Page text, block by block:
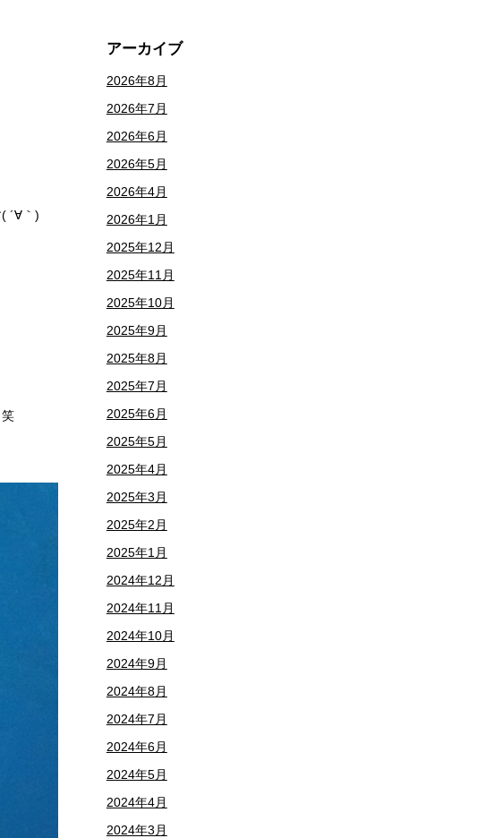
´∀｀)
アーカイブ
2026年8月
2026年7月
2026年6月
2026年5月
2026年4月
2026年1月
2025年12月
2025年11月
2025年10月
2025年9月
2025年8月
2025年7月
2025年6月
2025年5月
2025年4月
2025年3月
2025年2月
2025年1月
2024年12月
2024年11月
2024年10月
2024年9月
2024年8月
2024年7月
2024年6月
2024年5月
2024年4月
2024年3月